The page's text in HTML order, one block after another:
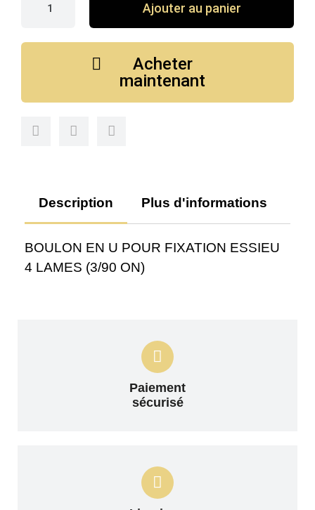
Ajouter au panier
Acheter
maintenant
Description Plus d'informations
BOULON EN U POUR FIXATION ESSIEU
4 LAMES (3/90 ON)
Paiement
sécurisé